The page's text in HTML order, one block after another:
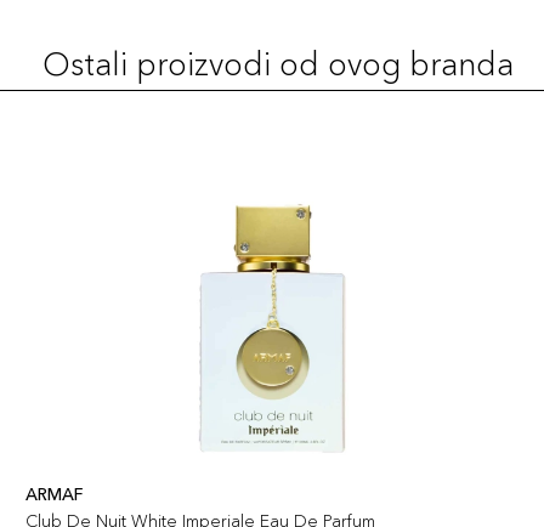
Ostali proizvodi od ovog branda
ARMAF
Club De Nuit White Imperiale Eau De Parfum